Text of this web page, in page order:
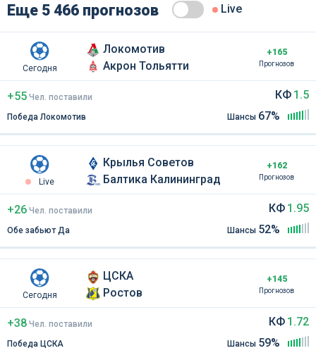
Еще 5 466 прогнозов Live
Сегодня
Локомотив
Акрон Тольятти
+165
Прогнозов
+55 Чел. поставили
Победа Локомотив
КФ 1.5
Шансы 67%
Live
Крылья Советов
Балтика Калининград
+162
Прогнозов
+26 Чел. поставили
Обе забьют Да
КФ 1.95
Шансы 52%
Сегодня
ЦСКА
Ростов
+145
Прогнозов
+38 Чел. поставили
Победа ЦСКА
КФ 1.72
Шансы 59%